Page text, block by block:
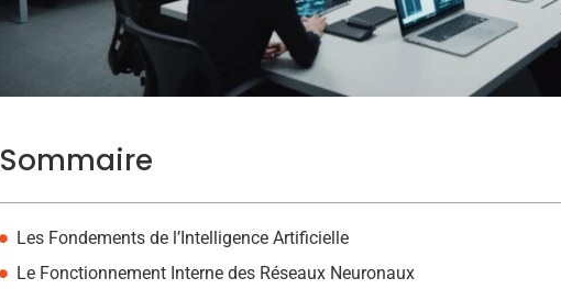
Sommaire
Les Fondements de l’Intelligence Artificielle
Le Fonctionnement Interne des Réseaux Neuronaux